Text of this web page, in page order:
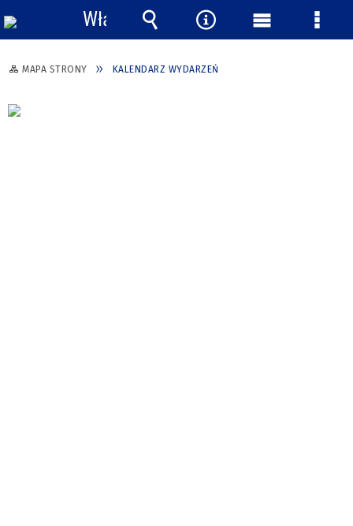
MAPA STRONY KALENDARZ WYDARZEŃ
Włącz
powiadomienia
Wyszukiwarka
Narzędzia
Menu Menu